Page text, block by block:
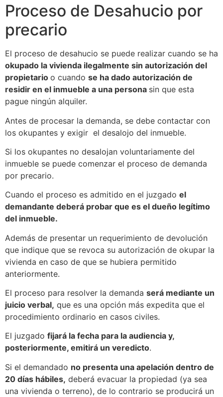
Proceso de Desahucio por
precario
El proceso de desahucio se puede realizar cuando se ha
okupado la vivienda ilegalmente sin autorización del
propietario o cuando se ha dado autorización de
residir en el inmueble a una persona sin que esta
pague ningún alquiler.
Antes de procesar la demanda, se debe contactar con
los okupantes y exigir el desalojo del inmueble.
Si los okupantes no desalojan voluntariamente del
inmueble se puede comenzar el proceso de demanda
por precario.
Cuando el proceso es admitido en el juzgado el
demandante deberá probar que es el dueño legítimo
del inmueble.
Además de presentar un requerimiento de devolución
que indique que se revoca su autorización de okupar la
vivienda en caso de que se hubiera permitido
anteriormente.
El proceso para resolver la demanda será mediante un
juicio verbal, que es una opción más expedita que el
procedimiento ordinario en casos civiles.
El juzgado fijará la fecha para la audiencia y,
posteriormente, emitirá un veredicto.
Si el demandado no presenta una apelación dentro de
20 días hábiles, deberá evacuar la propiedad (ya sea
una vivienda o terreno), de lo contrario se producirá un